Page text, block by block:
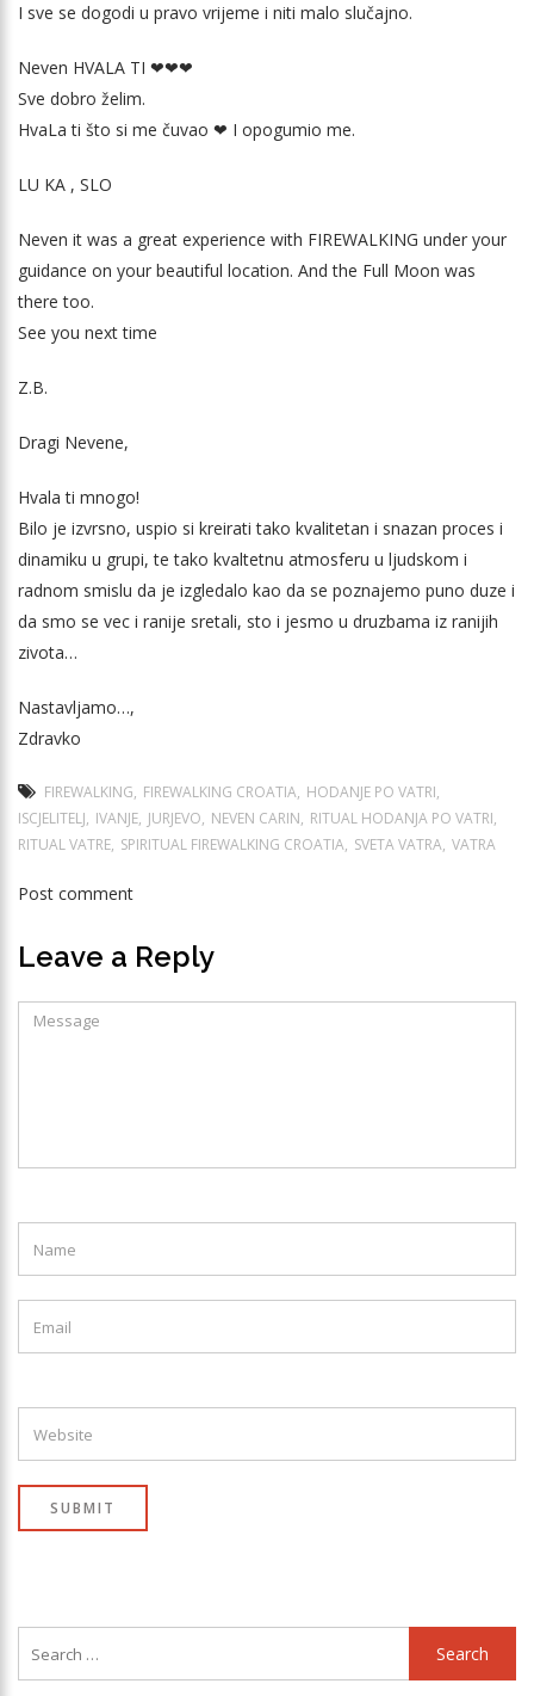
I sve se dogodi u pravo vrijeme i niti malo slučajno.
Neven HVALA TI ❤❤❤
Sve dobro želim.
HvaLa ti što si me čuvao ❤ I opogumio me.
LU KA , SLO
Neven it was a great experience with FIREWALKING under your
guidance on your beautiful location. And the Full Moon was
there too.
See you next time
Z.B.
Dragi Nevene,
Hvala ti mnogo!
Bilo je izvrsno, uspio si kreirati tako kvalitetan i snazan proces i
dinamiku u grupi, te tako kvaltetnu atmosferu u ljudskom i
radnom smislu da je izgledalo kao da se poznajemo puno duze i
da smo se vec i ranije sretali, sto i jesmo u druzbama iz ranijih
zivota…
Nastavljamo…,
Zdravko
FIREWALKING FIREWALKING CROATIA HODANJE PO VATRI
ISCJELITELJ IVANJE JURJEVO NEVEN CARIN RITUAL HODANJA PO VATRI
RITUAL VATRE SPIRITUAL FIREWALKING CROATIA SVETA VATRA VATRA
Post comment
Leave a Reply
for: